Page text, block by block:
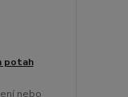
potah
nebo